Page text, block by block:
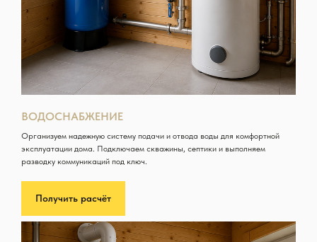
ВОДОСНАБЖЕНИЕ
Организуем надежную систему подачи и отвода воды для комфортной
эксплуатации дома. Подключаем скважины, септики и выполняем
разводку коммуникаций под ключ.
Получить расчёт